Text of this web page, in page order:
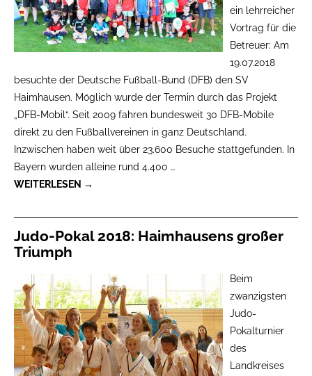
ein lehrreicher
Vortrag für die
Betreuer: Am
19.07.2018
besuchte der Deutsche Fußball-Bund (DFB) den SV
Haimhausen. Möglich wurde der Termin durch das Projekt
„DFB-Mobil“. Seit 2009 fahren bundesweit 30 DFB-Mobile
direkt zu den Fußballvereinen in ganz Deutschland.
Inzwischen haben weit über 23.600 Besuche stattgefunden. In
Bayern wurden alleine rund 4.400 …
WEITERLESEN →
Judo-Pokal 2018: Haimhausens großer
Triumph
Beim
zwanzigsten
Judo-
Pokalturnier
des
Landkreises